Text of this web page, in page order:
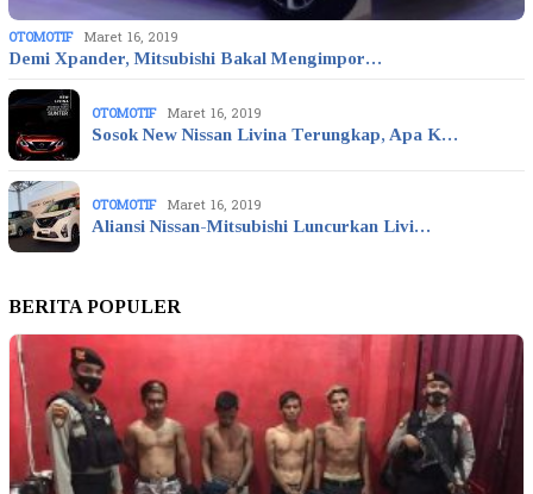
OTOMOTIF Maret 16, 2019
Demi Xpander, Mitsubishi Bakal Mengimpor…
OTOMOTIF Maret 16, 2019
Sosok New Nissan Livina Terungkap, Apa K…
OTOMOTIF Maret 16, 2019
Aliansi Nissan-Mitsubishi Luncurkan Livi…
BERITA POPULER